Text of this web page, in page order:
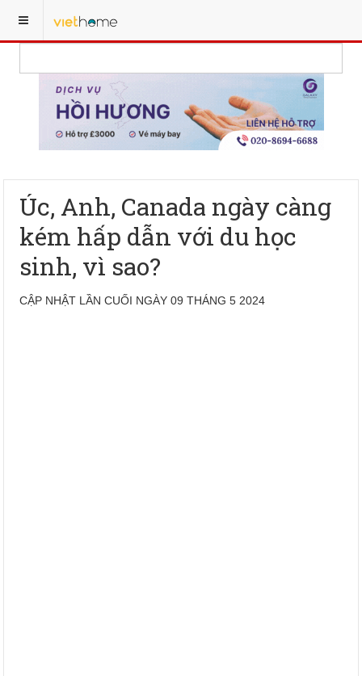
Úc, Anh, Canada ngày càng
kém hấp dẫn với du học
sinh, vì sao?
CẬP NHẬT LẦN CUỐI NGÀY 09 THÁNG 5 2024